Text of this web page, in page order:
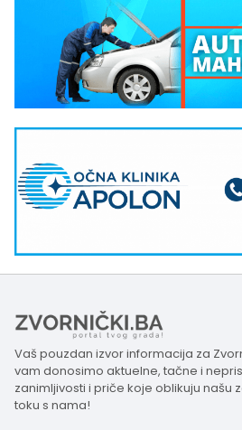
Vaš pouzdan izvor informacija za
vam donosimo aktuelne, tačne i
zanimljivosti i priče koje oblikuju našu
toku s nama!